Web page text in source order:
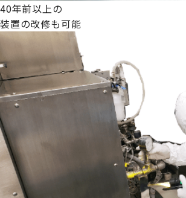
40年前以上の
装置の改修も可能